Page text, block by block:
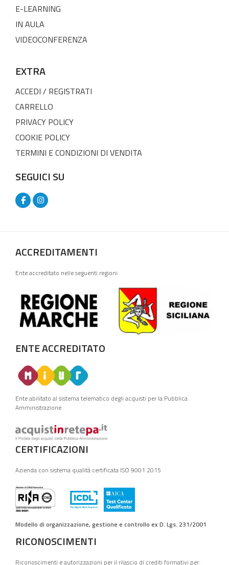
E-LEARNING
IN AULA
VIDEOCONFERENZA
EXTRA
ACCEDI / REGISTRATI
CARRELLO
PRIVACY POLICY
COOKIE POLICY
TERMINI E CONDIZIONI DI VENDITA
SEGUICI SU
ACCREDITAMENTI
Ente accreditato nelle seguenti regioni
ENTE ACCREDITATO
Ente abilitato al sistema telematico degli acquisti per la Pubblica
Amministrazione
CERTIFICAZIONI
Azienda con sistema qualità certificata ISO 9001:2015
Modello di organizzazione, gestione e controllo ex D. Lgs. 231/2001
RICONOSCIMENTI
Riconoscimenti e autorizzazioni per il rilascio di crediti formativi per: